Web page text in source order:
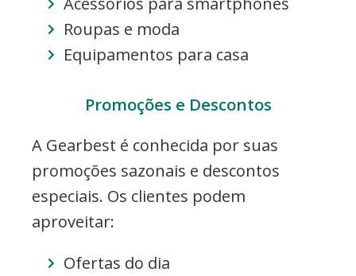
Roupas e moda
Equipamentos para casa
Promoções e Descontos
A Gearbest é conhecida por suas
promoções sazonais e descontos
especiais. Os clientes podem
aproveitar:
Ofertas do dia